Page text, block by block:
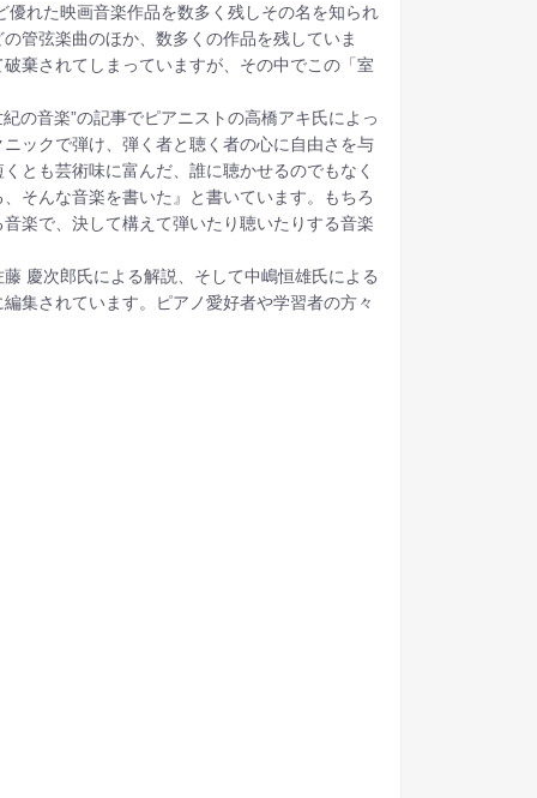
れた映画音楽作品を数多く残しその名を知られ
管弦楽曲のほか、数多くの作品を残していま
棄されてしまっていますが、その中でこの「室
の音楽”の記事でピアニストの高橋アキ氏によっ
ックで弾け、弾く者と聴く者の心に自由さを与
とも芸術味に富んだ、誰に聴かせるのでもなく
そんな音楽を書いた』と書いています。もちろ
楽で、決して構えて弾いたり聴いたりする音楽
慶次郎氏による解説、そして中嶋恒雄氏による
集されています。ピアノ愛好者や学習者の方々